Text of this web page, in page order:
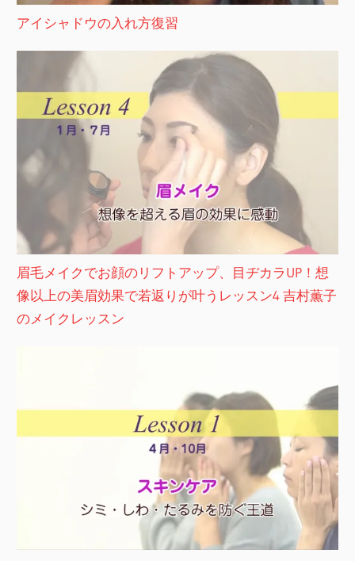
アイシャドウの入れ方復習
眉毛メイクでお顔のリフトアップ、目ヂカラUP！想
像以上の美眉効果で若返りが叶うレッスン4 吉村薫子
のメイクレッスン